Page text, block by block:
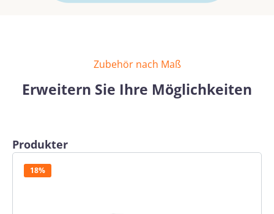
Zubehör nach Maß
Erweitern Sie Ihre Möglichkeiten
Produktgalerie überspringen
Produkter
18%